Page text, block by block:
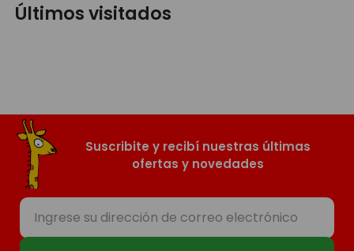
Últimos visitados
Suscribite y recibí nuestras últimas
ofertas y novedades